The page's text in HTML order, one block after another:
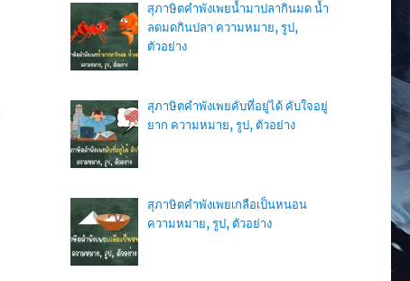
สุภาษิตคำพังเพยน้ำมาปลากินมด นํ้า
ลดมดกินปลา ความหมาย, รูป,
ตัวอย่าง
สุภาษิตคำพังเพยคับที่อยู่ได้ คับใจอยู่
ยาก ความหมาย, รูป, ตัวอย่าง
สุภาษิตคำพังเพยเกลือเป็นหนอน
ความหมาย, รูป, ตัวอย่าง